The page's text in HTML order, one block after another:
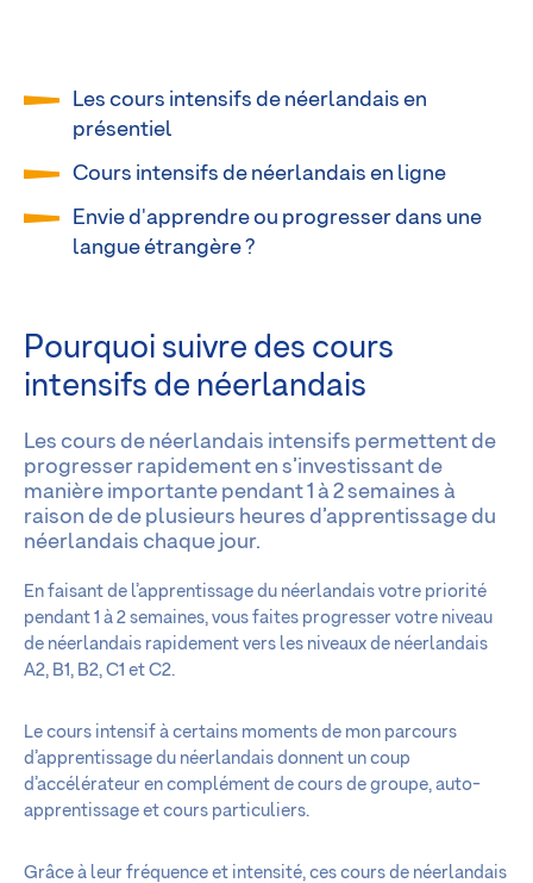
Les cours intensifs de néerlandais en
présentiel
Cours intensifs de néerlandais en ligne
Envie d'apprendre ou progresser dans une
langue étrangère ?
Pourquoi suivre des cours
intensifs de néerlandais
Les cours de néerlandais intensifs permettent de
progresser rapidement en s’investissant de
manière importante pendant 1 à 2 semaines à
raison de de plusieurs heures d’apprentissage du
néerlandais chaque jour.
En faisant de l’apprentissage du néerlandais votre priorité
pendant 1 à 2 semaines, vous faites progresser votre niveau
de néerlandais rapidement vers les niveaux de néerlandais
A2, B1, B2, C1 et C2.
Le cours intensif à certains moments de mon parcours
d’apprentissage du néerlandais donnent un coup
d’accélérateur en complément de cours de groupe, auto-
apprentissage et cours particuliers.
Grâce à leur fréquence et intensité, ces cours de néerlandais